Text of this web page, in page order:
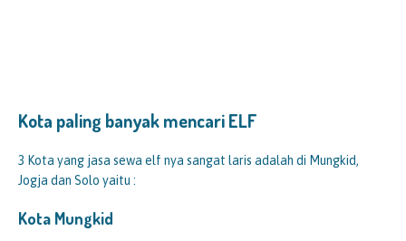
Kota paling banyak mencari ELF
3 Kota yang jasa sewa elf nya sangat laris adalah di Mungkid,
Jogja dan Solo yaitu :
Kota Mungkid